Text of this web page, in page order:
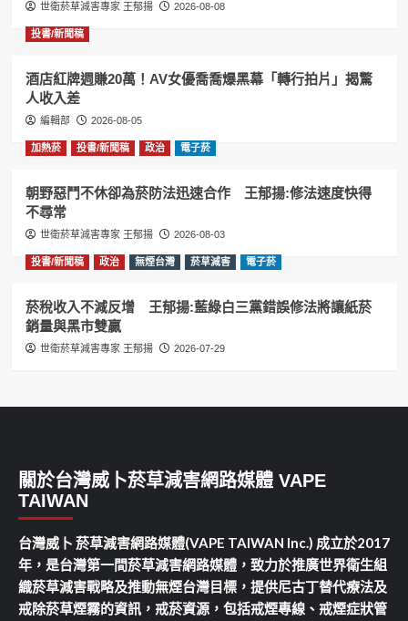
世衛菸草減害專家 王郁揚 2026-08-08
投書/新聞稿
酒店紅牌週賺20萬！AV女優喬喬爆黑幕「轉行拍片」揭驚
人收入差
編輯部 2026-08-05
加熱菸 投書/新聞稿 政治 電子菸
朝野惡鬥不休卻為菸防法迅速合作 王郁揚:修法速度快得
不尋常
世衛菸草減害專家 王郁揚 2026-08-03
投書/新聞稿 政治 無煙台灣 菸草減害 電子菸
菸稅收入不減反增 王郁揚:藍綠白三黨錯誤修法將讓紙菸
銷量與黑市雙贏
世衛菸草減害專家 王郁揚 2026-07-29
關於台灣威卜菸草減害網路媒體 VAPE
TAIWAN
台灣威卜 菸草減害網路媒體(VAPE TAIWAN Inc.) 成立於2017
年，是台灣第一間菸草減害網路媒體，致力於推廣世界衛生組
織菸草減害戰略及推動無煙台灣目標，提供尼古丁替代療法及
戒除菸草煙霧的資訊，戒菸資源，包括戒煙專線、戒煙症狀管